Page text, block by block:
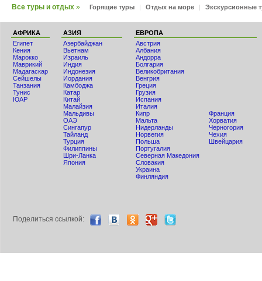
Все туры и отдых » Горящие туры | Отдых на море | Экскурсионные
АФРИКА
Египет
Кения
Мaрокко
Маврикий
Мадагаскар
Сейшелы
Танзания
Тунис
ЮАР
АЗИЯ
Азербайджан
Вьетнам
Израиль
Индия
Индонезия
Иордания
Камбоджа
Катар
Китай
Малайзия
Мальдивы
ОАЭ
Сингапур
Тайланд
Турция
Филиппины
Шри-Ланка
Япония
ЕВРОПА
Австрия
Албания
Андорра
Болгария
Великобритания
Венгрия
Греция
Грузия
Испания
Италия
Кипр
Мальта
Нидерланды
Норвегия
Польша
Португалия
Северная Македония
Словакия
Украина
Финляндия
Франция
Хорватия
Черногория
Чехия
Швейцария
Поделиться ccылкой: